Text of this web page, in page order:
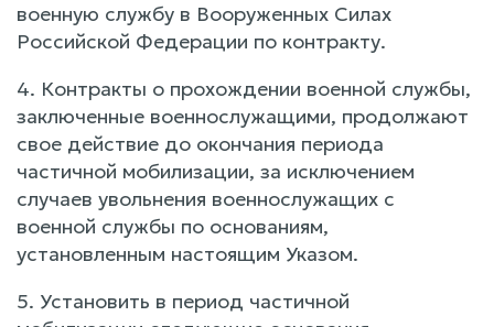
военную службу в Вооруженных Силах
Российской Федерации по контракту.
4. Контракты о прохождении военной службы,
заключенные военнослужащими, продолжают
свое действие до окончания периода
частичной мобилизации, за исключением
случаев увольнения военнослужащих с
военной службы по основаниям,
установленным настоящим Указом.
5. Установить в период частичной